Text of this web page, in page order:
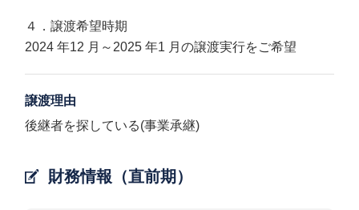
４．譲渡希望時期
2024 年12 月～2025 年1 月の譲渡実行をご希望
譲渡理由
後継者を探している(事業承継)
財務情報（直前期）